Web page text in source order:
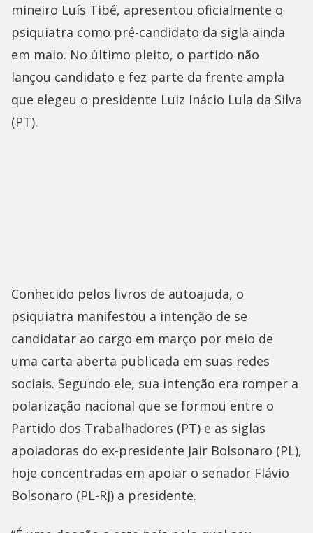
mineiro Luís Tibé, apresentou oficialmente o
psiquiatra como pré-candidato da sigla ainda
em maio. No último pleito, o partido não
lançou candidato e fez parte da frente ampla
que elegeu o presidente Luiz Inácio Lula da Silva
(PT).
Conhecido pelos livros de autoajuda, o
psiquiatra manifestou a intenção de se
candidatar ao cargo em março por meio de
uma carta aberta publicada em suas redes
sociais. Segundo ele, sua intenção era romper a
polarização nacional que se formou entre o
Partido dos Trabalhadores (PT) e as siglas
apoiadoras do ex-presidente Jair Bolsonaro (PL),
hoje concentradas em apoiar o senador Flávio
Bolsonaro (PL-RJ) a presidente.